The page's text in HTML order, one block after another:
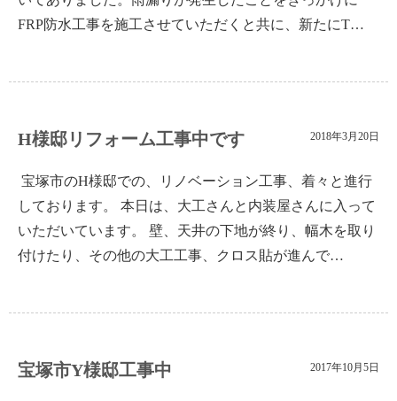
FRP防水工事を施工させていただくと共に、新たにT…
H様邸リフォーム工事中です 2018年3月20日
宝塚市のH様邸での、リノベーション工事、着々と進行
しております。 本日は、大工さんと内装屋さんに入って
いただいています。 壁、天井の下地が終り、幅木を取り
付けたり、その他の大工工事、クロス貼が進んで…
宝塚市Y様邸工事中 2017年10月5日